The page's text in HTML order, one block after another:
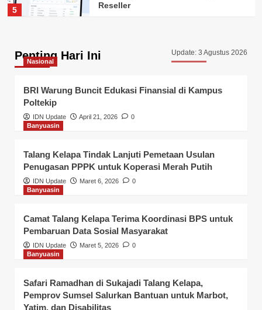
5
Reseller
Penting Hari Ini Update: 3 Agustus 2026
Nasional
BRI Warung Buncit Edukasi Finansial di Kampus
Poltekip
IDN Update April 21, 2026
0
Banyuasin
Talang Kelapa Tindak Lanjuti Pemetaan Usulan
Penugasan PPPK untuk Koperasi Merah Putih
IDN Update Maret 6, 2026
0
Banyuasin
Camat Talang Kelapa Terima Koordinasi BPS untuk
Pembaruan Data Sosial Masyarakat
IDN Update Maret 5, 2026
0
Banyuasin
Safari Ramadhan di Sukajadi Talang Kelapa,
Pemprov Sumsel Salurkan Bantuan untuk Marbot,
Yatim, dan Disabilitas